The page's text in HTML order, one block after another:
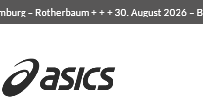
– Rotherbaum+ + +30. August 2026 –